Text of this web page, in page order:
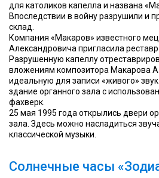
для католиков капелла и названа
Впоследствии в войну разрушили и
склад.
Компания «Макаров» известного
Александровича пригласила
Разрушенную капеллу
вложениям композитора Макарова
идеальную для записи «живого»
здание органного зала с
фахверк.
25 мая 1995 года открылись двери
зала. Здесь можно насладиться
классической музыки.
Солнечные часы